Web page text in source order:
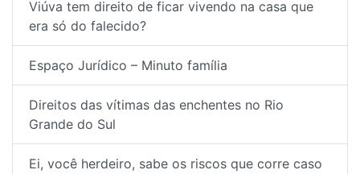
Viúva tem direito de ficar vivendo na casa que
era só do falecido?
Espaço Jurídico – Minuto família
Direitos das vítimas das enchentes no Rio
Grande do Sul
Ei, você herdeiro, sabe os riscos que corre caso